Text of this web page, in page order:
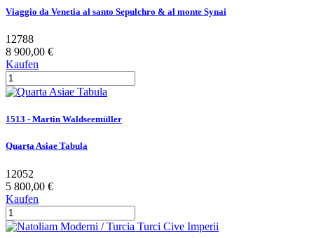
Viaggio da Venetia al santo Sepulchro & al monte Synai
12788
8 900,00 €
Kaufen
1513 - Martin Waldseemüller
Quarta Asiae Tabula
12052
5 800,00 €
Kaufen